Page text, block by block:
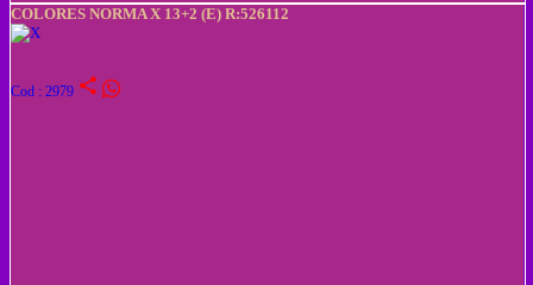
COLORES NORMA X 13+2 (E) R:526112
Cod : 2979 share